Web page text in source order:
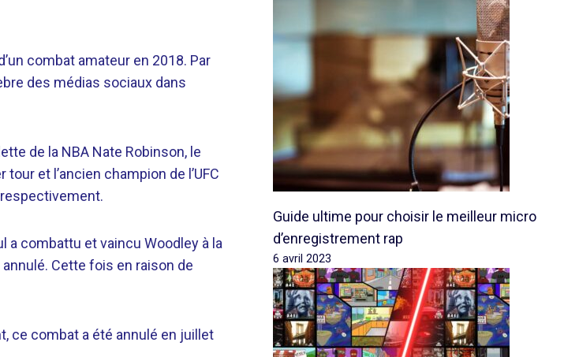
combat amateur en 2018. Par
des médias sociaux dans
de la NBA Nate Robinson, le
et l’ancien champion de l’UFC
a combattu et vaincu Woodley à la
Cette fois en raison de
ce combat a été annulé en juillet
Guide ultime pour choisir le meilleur micro
d’enregistrement rap
6 avril 2023